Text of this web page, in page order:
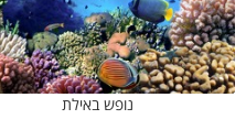
נופש באילת